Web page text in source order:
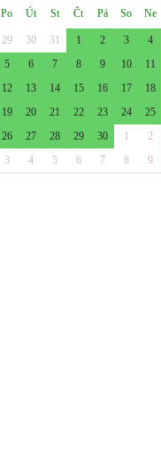
Po Út St Čt Pá So Ne
29 30 31 1 2 3
4
5
6 7 8 9 10
11
12
13 14 15 16 17
18
19
20 21 22 23 24
25
26
27 28 29 30 1
2
3
4 5 6 7 8 9